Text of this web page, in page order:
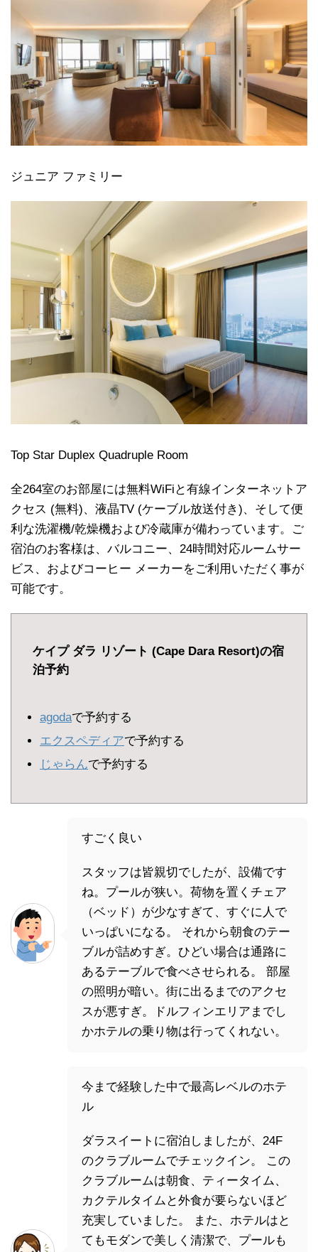
ジュニア ファミリー
Top Star Duplex Quadruple Room
全264室のお部屋には無料WiFiと有線インターネットア
クセス (無料)、液晶TV (ケーブル放送付き)、そして便
利な洗濯機/乾燥機および冷蔵庫が備わっています。ご
宿泊のお客様は、バルコニー、24時間対応ルームサー
ビス、およびコーヒー メーカーをご利用いただく事が
可能です。
ケイプ ダラ リゾート (Cape Dara Resort)の宿
泊予約
agodaで予約する
エクスペディアで予約する
じゃらんで予約する
すごく良い
スタッフは皆親切でしたが、設備です
ね。プールが狭い。荷物を置くチェア
（ベッド）が少なすぎて、すぐに人で
いっぱいになる。 それから朝食のテー
ブルが詰めすぎ。ひどい場合は通路に
あるテーブルで食べさせられる。 部屋
の照明が暗い。街に出るまでのアクセ
スが悪すぎ。ドルフィンエリアまでし
かホテルの乗り物は行ってくれない。
今まで経験した中で最高レベルのホテ
ル
ダラスイートに宿泊しましたが、24F
のクラブルームでチェックイン。 この
クラブルームは朝食、ティータイム、
カクテルタイムと外食が要らないほど
充実していました。 また、ホテルはと
てもモダンで美しく清潔で、プールも